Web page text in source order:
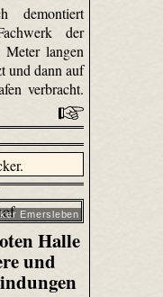
demontiert
der
langen
und dann auf
verbracht.
Emersleben
Halle
und